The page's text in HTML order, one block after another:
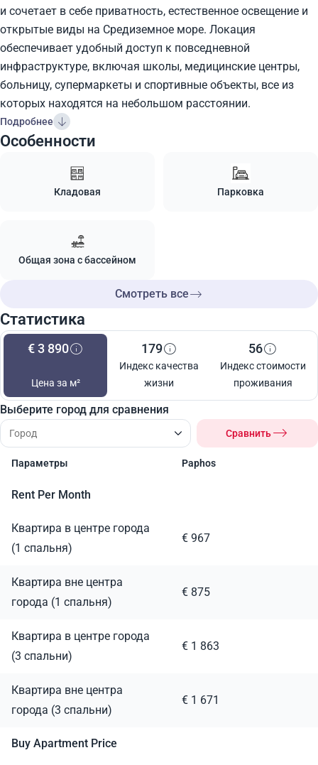
и сочетает в себе приватность, естественное освещение и
открытые виды на Средиземное море. Локация
обеспечивает удобный доступ к повседневной
инфраструктуре, включая школы, медицинские центры,
больницу, супермаркеты и спортивные объекты, все из
которых находятся на небольшом расстоянии.
Подробнее
Особенности
Кладовая Парковка
Общая зона с бассейном
Смотреть все
Статистика
€ 3 890
Цена за м²
179
Индекс качества
жизни
56
Индекс стоимости
проживания
Выберите город для сравнения
Сравнить
Параметры Paphos
Rent Per Month
Квартира в центре города
(1 спальня)
€ 967
Квартира вне центра
города (1 спальня)
€ 875
Квартира в центре города
(3 спальни)
€ 1 863
Квартира вне центра
города (3 спальни)
€ 1 671
Buy Apartment Price